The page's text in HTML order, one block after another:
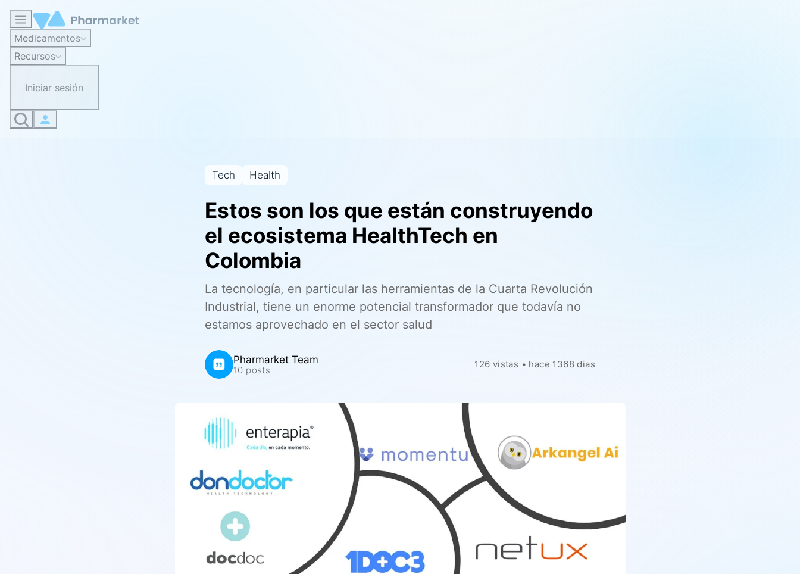
Medicamentos
Recursos
Iniciar sesión
Tech Health
Estos son los que están construyendo
el ecosistema HealthTech en
Colombia
La tecnología, en particular las herramientas de la Cuarta Revolución
Industrial, tiene un enorme potencial transformador que todavía no
estamos aprovechado en el sector salud
Pharmarket Team
10 posts
126 vistas • hace 1368 dias